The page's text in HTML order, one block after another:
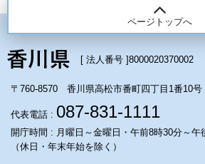
ページトップへ
[ 法人番号 ]8000020370002
〒760-8570 香川県高松市番町四丁目1番10号
代表電話 : 087-831-1111
開庁時間 : 月曜日～金曜日・午前8時30分～午
（休日・年末年始を除く）